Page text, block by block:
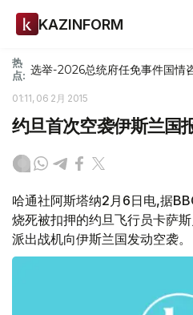
KAZINFORM
热
点: 选举-2026总统府任免事件国情
01:11, 06 2月 2015
约旦首次空袭伊斯兰国
哈通社阿斯塔纳2月6日电,据
烧死被扣押的约旦飞行员卡萨
派出战机向伊斯兰国发动空袭。